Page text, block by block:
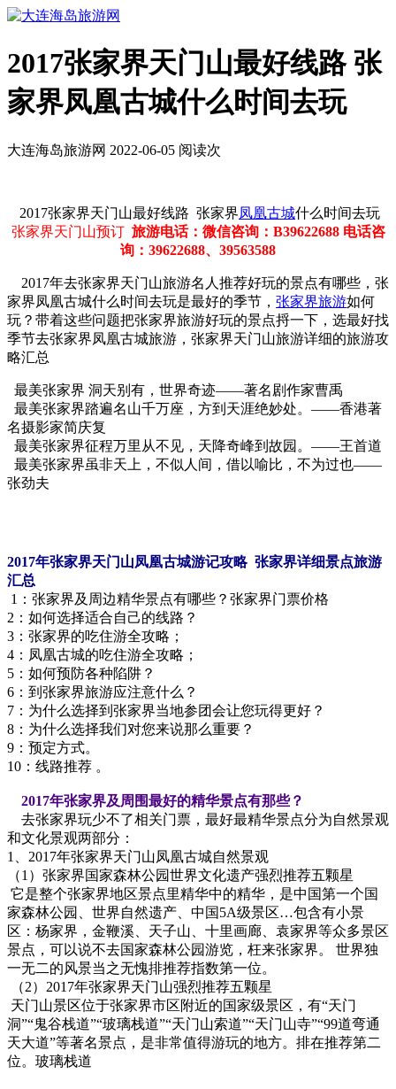
2017张家界天门山最好线路 张
家界凤凰古城什么时间去玩
大连海岛旅游网 2022-06-05 阅读次
2017张家界天门山最好线路 张家界凤凰古城什么时间去玩
张家界天门山预订 旅游电话：微信咨询：B39622688 电话咨
询：39622688、39563588
2017年去张家界天门山旅游名人推荐好玩的景点有哪些，张
家界凤凰古城什么时间去玩是最好的季节， 张家界旅游如何
玩？带着这些问题把张家界旅游好玩的景点捋一下，选最好找
季节去张家界凤凰古城旅游，张家界天门山旅游详细的旅游攻
略汇总
最美张家界 洞天别有，世界奇迹——著名剧作家曹禹
最美张家界踏遍名山千万座，方到天涯绝妙处。——香港著
名摄影家简庆复
最美张家界征程万里从不见，天降奇峰到故园。——王首道
最美张家界虽非天上，不似人间，借以喻比，不为过也——
张劲夫
2017年张家界天门山凤凰古城游记攻略 张家界详细景点旅游
汇总
1：张家界及周边精华景点有哪些？张家界门票价格
2：如何选择适合自己的线路？
3：张家界的吃住游全攻略；
4：凤凰古城的吃住游全攻略；
5：如何预防各种陷阱？
6：到张家界旅游应注意什么？
7：为什么选择到张家界当地参团会让您玩得更好？
8：为什么选择我们对您来说那么重要？
9：预定方式。
10：线路推荐 。
2017年张家界及周围最好的精华景点有那些？
去张家界玩少不了相关门票，最好最精华景点分为自然景观
和文化景观两部分：
1、2017年张家界天门山凤凰古城自然景观
（1）张家界国家森林公园世界文化遗产强烈推荐五颗星
它是整个张家界地区景点里精华中的精华，是中国第一个国
家森林公园、世界自然遗产、中国5A级景区…包含有小景
区：杨家界，金鞭溪、天子山、十里画廊、袁家界等众多景区
景点，可以说不去国家森林公园游览，枉来张家界。 世界独
一无二的风景当之无愧排推荐指数第一位。
（2）2017年张家界天门山强烈推荐五颗星
天门山景区位于张家界市区附近的国家级景区，有“天门
洞”“鬼谷栈道”“玻璃栈道”“天门山索道”“天门山寺”“99道弯通
天大道”等著名景点，是非常值得游玩的地方。排在推荐第二
位。玻璃栈道